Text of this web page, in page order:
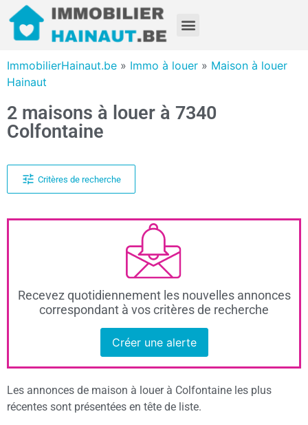
ImmobilierHainaut.be » Immo à louer » Maison à louer
Hainaut
2 maisons à louer à 7340
Colfontaine
Critères de recherche
Recevez quotidiennement les nouvelles annonces
correspondant à vos critères de recherche
Créer une alerte
Les annonces de maison à louer à Colfontaine les plus
récentes sont présentées en tête de liste.